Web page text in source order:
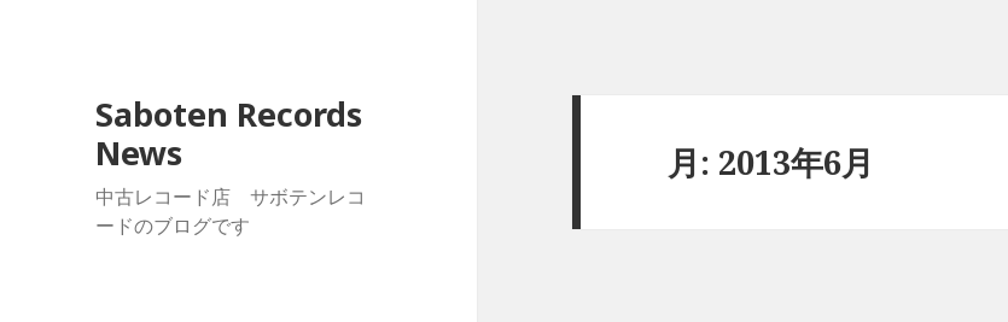
Saboten Records
News
中古レコード店 サボテンレコ
ードのブログです
月: 2013年6月